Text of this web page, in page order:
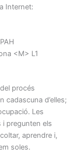
Internet:
<M> L1
procés
cadascuna d’elles;
Les
i pregunten els
aprendre i,
soles.